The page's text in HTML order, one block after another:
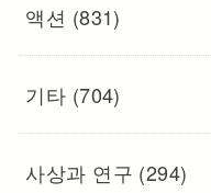
액션 (831)
기타 (704)
사상과 연구 (294)